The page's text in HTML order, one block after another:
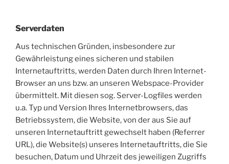
Serverdaten
Aus technischen Gründen, insbesondere zur
Gewährleistung eines sicheren und stabilen
Internetauftritts, werden Daten durch Ihren Internet-
Browser an uns bzw. an unseren Webspace-Provider
übermittelt. Mit diesen sog. Server-Logfiles werden
u.a. Typ und Version Ihres Internetbrowsers, das
Betriebssystem, die Website, von der aus Sie auf
unseren Internetauftritt gewechselt haben (Referrer
URL), die Website(s) unseres Internetauftritts, die Sie
besuchen, Datum und Uhrzeit des jeweiligen Zugriffs